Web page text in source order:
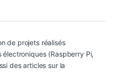
de projets réalisés
(Raspberry Pi,
des articles sur la